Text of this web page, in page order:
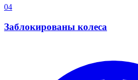
04
Заблокированы колеса